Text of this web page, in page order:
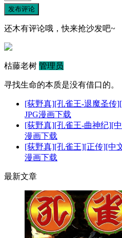
发布评论
还木有评论哦，快来抢沙发吧~
枯藤老树 管理员
寻找生命的本质是没有借口的。
[荻野真][孔雀王-退魔圣传
JPG漫画下载
[荻野真][孔雀王-曲神纪][
漫画下载
[荻野真][孔雀王][正传][中
漫画下载
最新文章